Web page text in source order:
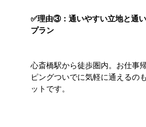
✅理由③：通いやすい立地と通
プラン
心斎橋駅から徒歩圏内。お仕事
ピングついでに気軽に通えるの
ットです。